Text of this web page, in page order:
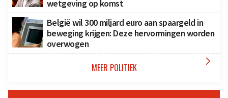
wetgeving op komst
België wil 300 miljard euro aan spaargeld in
beweging krijgen: Deze hervormingen worden
overwogen
MEER POLITIEK 